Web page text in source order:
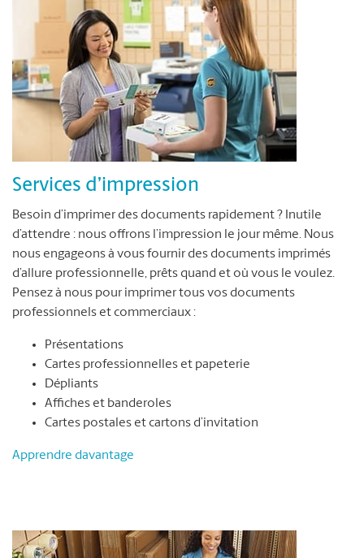
Services d’impression
Besoin d’imprimer des documents rapidement ? Inutile
d’attendre : nous offrons l’impression le jour même. Nous
nous engageons à vous fournir des documents imprimés
d’allure professionnelle, prêts quand et où vous le voulez.
Pensez à nous pour imprimer tous vos documents
professionnels et commerciaux :
Présentations
Cartes professionnelles et papeterie
Dépliants
Affiches et banderoles
Cartes postales et cartons d’invitation
Apprendre davantage